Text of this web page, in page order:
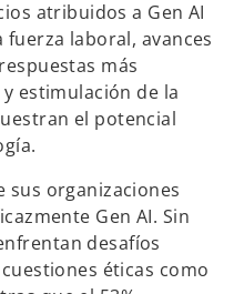
atribuidos a Gen AI
laboral, avances
más
estimulación de la
el potencial
sus organizaciones
Gen AI. Sin
desafíos
éticas como